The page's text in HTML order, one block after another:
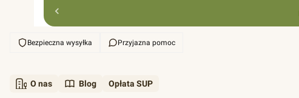
Bezpieczna wysyłka Przyjazna pomoc
O nas Blog Opłata SUP